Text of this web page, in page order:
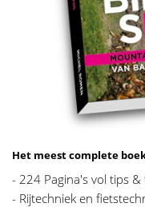
Het meest complete
- 224 Pagina's vol tips &
- Rijtechniek en